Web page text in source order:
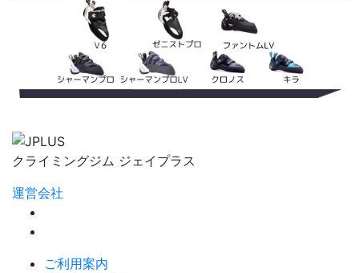
クライミングジム ジェイプラス
運営会社
ご利用案内